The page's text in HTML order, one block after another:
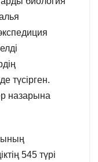
түсірген.
назарына
545 түрі